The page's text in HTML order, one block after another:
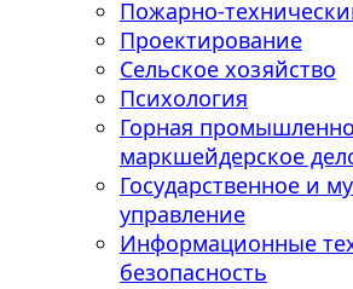
Пожарно-
Проектирование
Сельское хозяйство
Психология
Горная
маркшейдерское
Государственное и
управление
Информационные
безопасность